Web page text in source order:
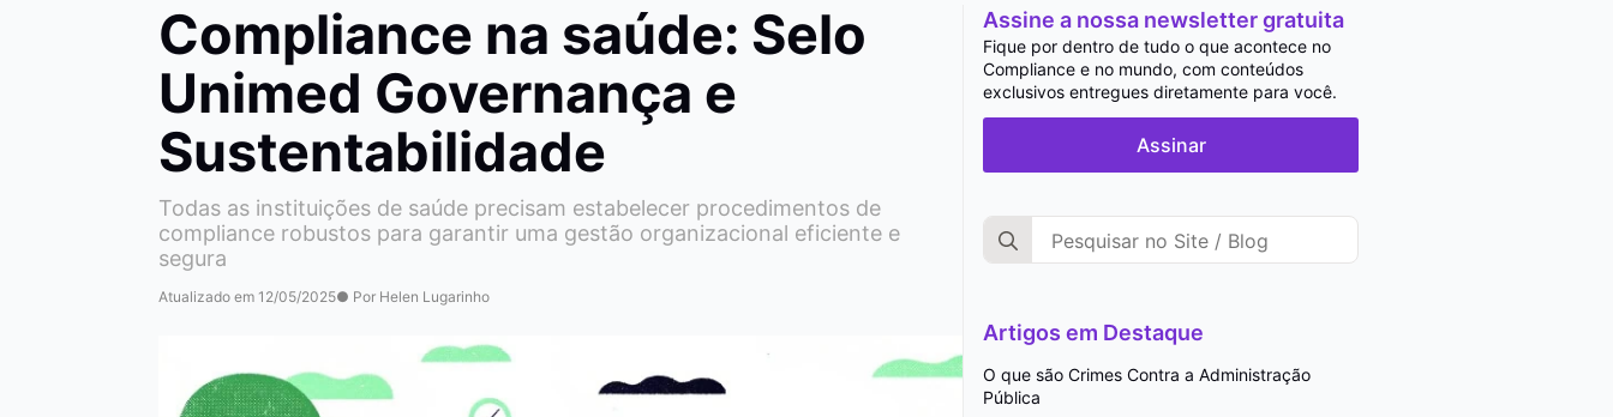
Compliance na saúde: Selo
Unimed Governança e
Sustentabilidade
Todas as instituições de saúde precisam estabelecer procedimentos de
compliance robustos para garantir uma gestão organizacional eficiente e
segura
Atualizado em 12/05/2025● Por Helen Lugarinho
Assine a nossa newsletter gratuita
Fique por dentro de tudo o que acontece no
Compliance e no mundo, com conteúdos
exclusivos entregues diretamente para você.
Assinar
Search
for:
Artigos em Destaque
O que são Crimes Contra a Administração
Pública